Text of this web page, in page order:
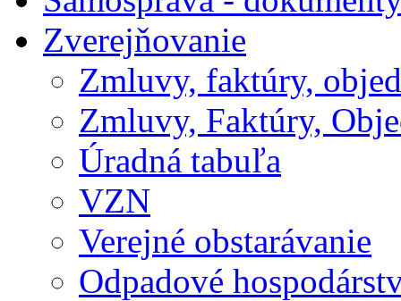
Zverejňovanie
Zmluvy, faktúry,
Zmluvy, Faktúry,
Úradná tabuľa
VZN
Verejné obstarávanie
Odpadové